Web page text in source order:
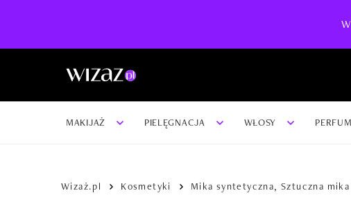
MAKIJAŻ PIELĘGNACJA WŁOSY
Wizaż.pl Kosmetyki Mika syntetyczna, Sztuczna